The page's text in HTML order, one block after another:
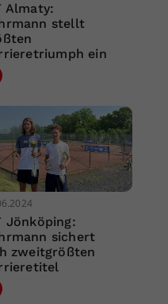
Almaty:
stellt
ein
Jönköping:
sichert
zweitgrößten